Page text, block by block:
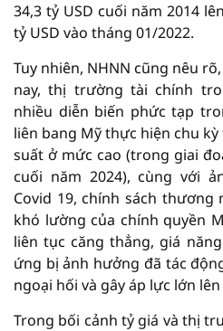
34,3 tỷ USD cuối năm 2014
tỷ USD vào tháng 01/2022.
Tuy nhiên, NHNN cũng nêu
nay, thị trường tài chính
nhiều diễn biến phức tạp
liên bang Mỹ thực hiện chu
suất ở mức cao (trong giai
cuối năm 2024), cùng với
Covid 19, chính sách
khó lường của chính quyền
liên tục căng thẳng, giá
ứng bị ảnh hưởng đã tác
ngoại hối và gây áp lực lớn
Trong bối cảnh tỷ giá và thị